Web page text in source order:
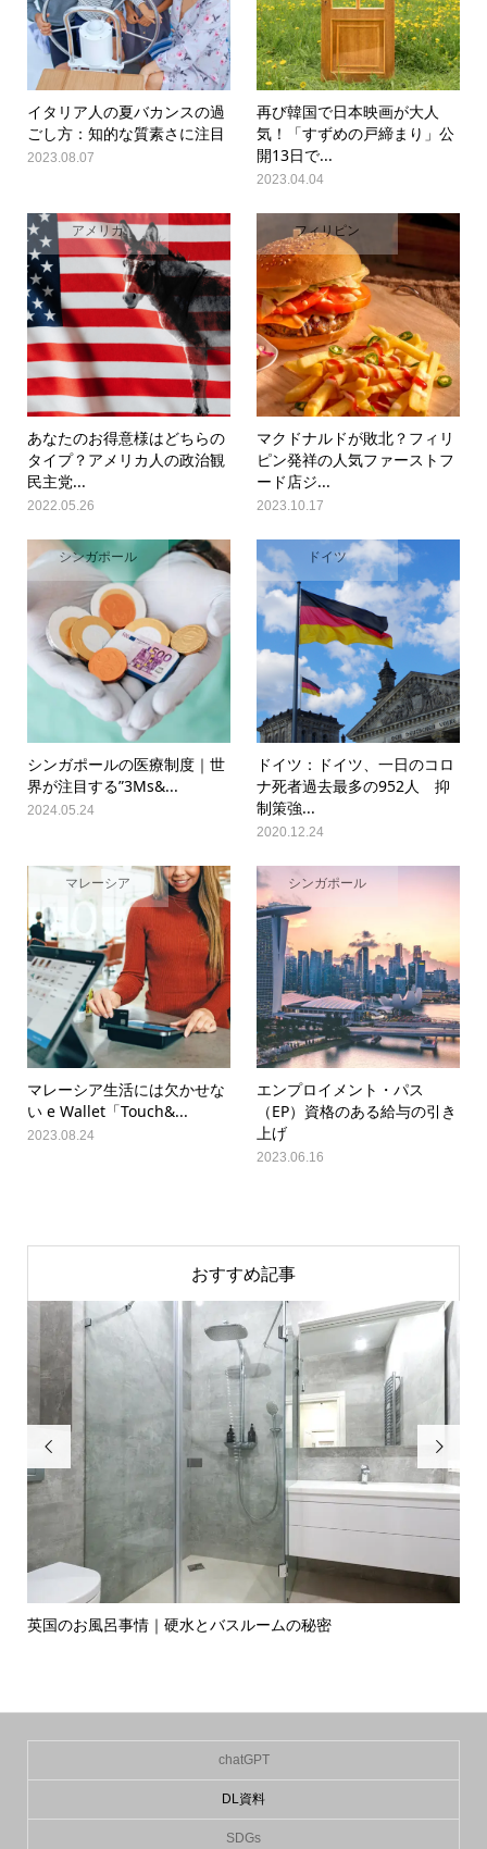
イタリア人の夏バカンスの過
ごし方：知的な質素さに注目
2023.08.07
再び韓国で日本映画が大人
気！「すずめの戸締まり」公
開13日で...
2023.04.04
アメリカ
あなたのお得意様はどちらの
タイプ？アメリカ人の政治観
民主党...
2022.05.26
フィリピン
マクドナルドが敗北？フィリ
ピン発祥の人気ファーストフ
ード店ジ...
2023.10.17
シンガポール
シンガポールの医療制度｜世
界が注目する”3Ms&...
2024.05.24
ドイツ
ドイツ：ドイツ、一日のコロ
ナ死者過去最多の952人 抑
制策強...
2020.12.24
マレーシア
マレーシア生活には欠かせな
い e Wallet「Touch&...
2023.08.24
シンガポール
エンプロイメント・パス
（EP）資格のある給与の引き
上げ
2023.06.16
おすすめ記事

英国のお風呂事情｜硬水とバスルームの秘密

chatGPT
DL資料
SDGs